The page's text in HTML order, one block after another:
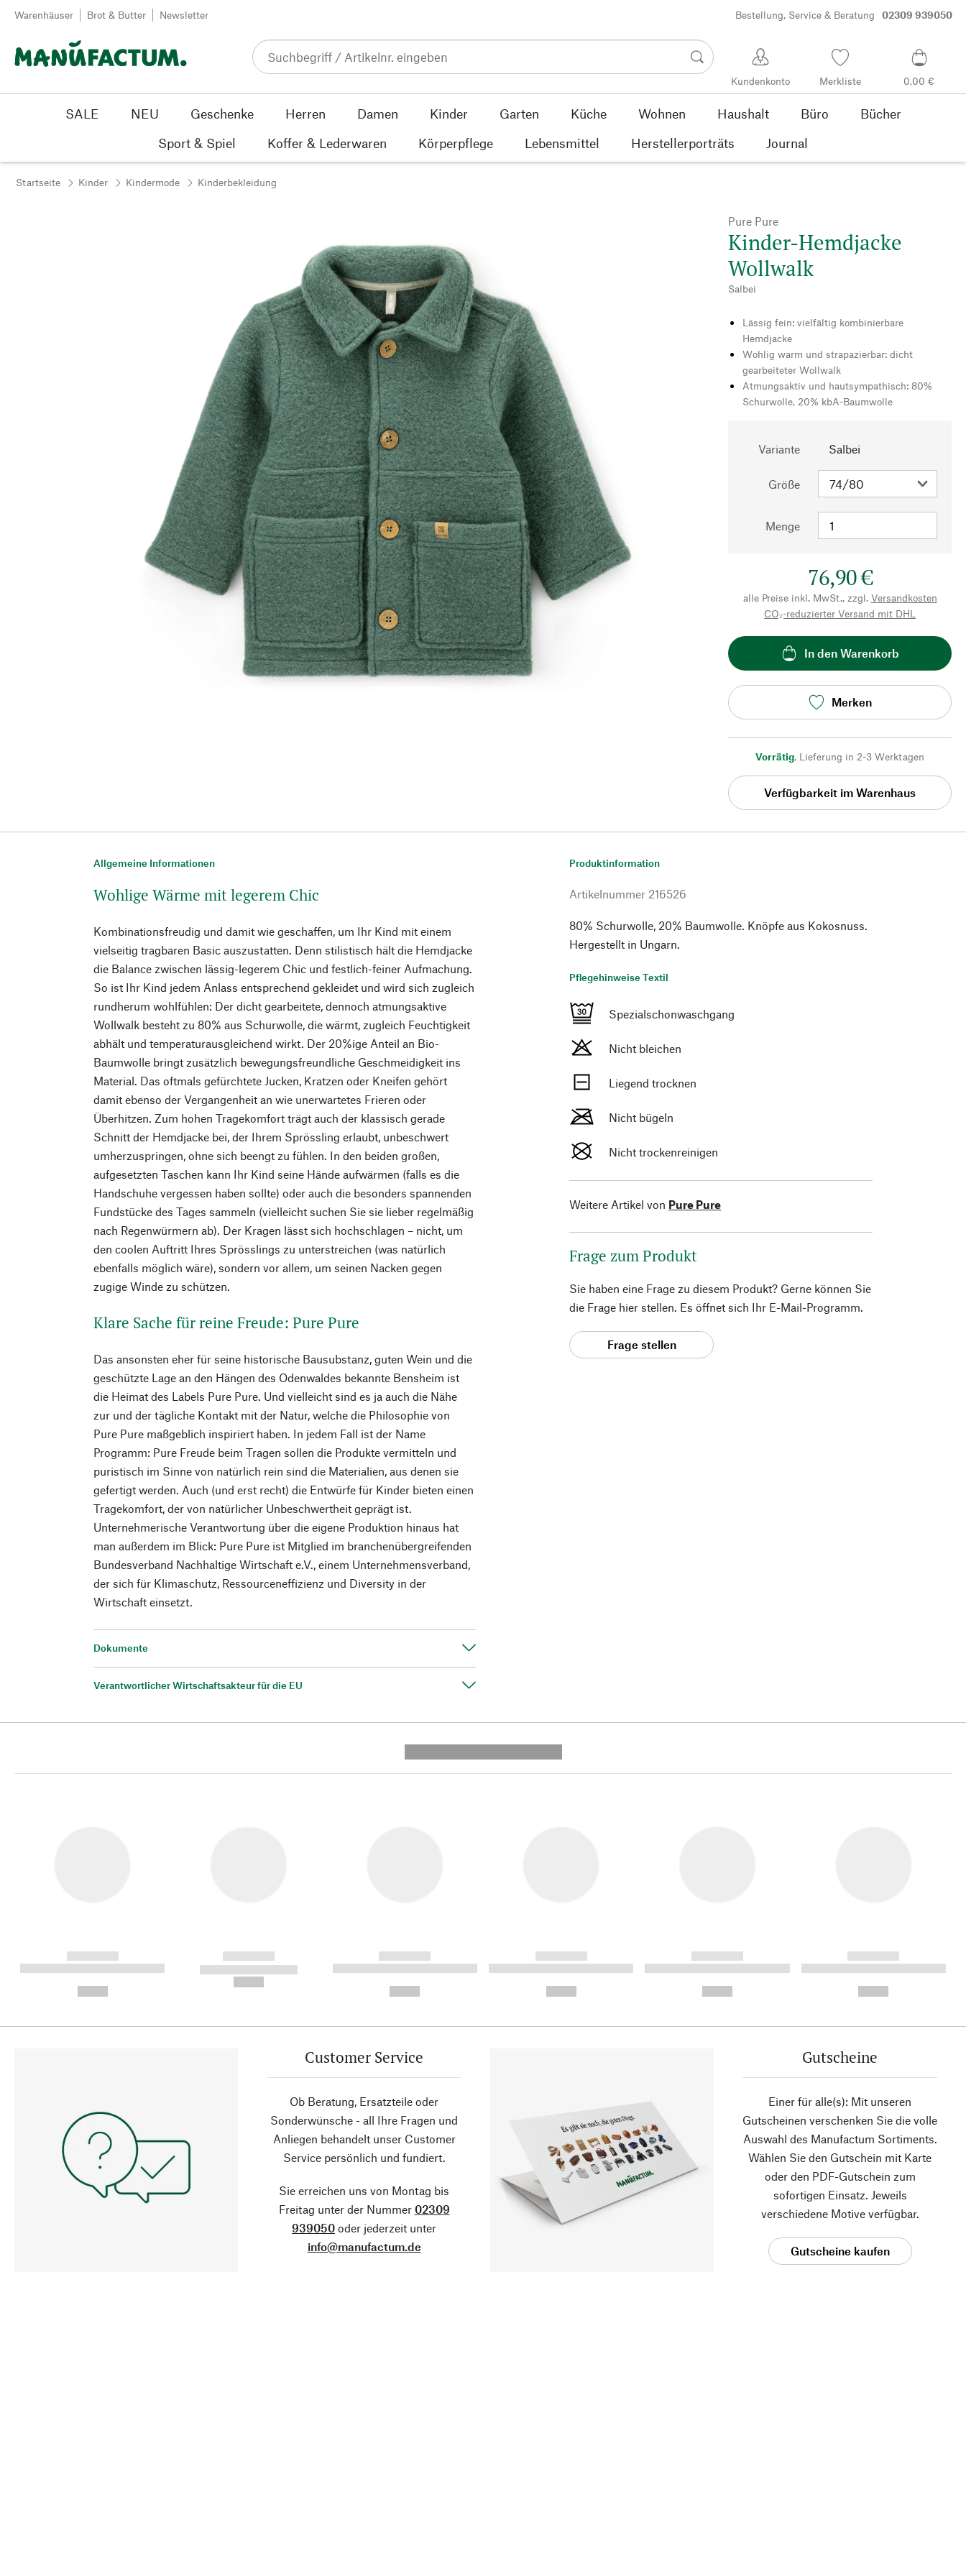
Zum Inhalt springen
Warenhäuser Brot & Butter Newsletter Bestellung, Service & Beratung 02309 939050
Kundenkonto Merkliste 0,00 €
SALE NEU Geschenke Herren Damen Kinder Garten Küche Wohnen Haushalt Büro
Bücher
Sport & Spiel
Koffer & Lederwaren Körperpflege Lebensmittel Herstellerporträts Journal
Startseite Kinder Kindermode Kinderbekleidung
Pure Pure
Kinder-Hemdjacke
Wollwalk
Salbei
Lässig fein: vielfältig kombinierbare
Hemdjacke
Wohlig warm und strapazierbar: dicht
gearbeiteter Wollwalk
Atmungsaktiv und hautsympathisch: 80%
Schurwolle, 20% kbA-Baumwolle
Variante Salbei
Größe
Menge
76,90 €
alle Preise inkl. MwSt., zzgl. Versandkosten
CO₂-reduzierter Versand mit DHL
In den Warenkorb
Merken
Vorrätig, Lieferung in 2-3 Werktagen
Verfügbarkeit im Warenhaus
Allgemeine Informationen
Wohlige Wärme mit legerem Chic
Kombinationsfreudig und damit wie geschaffen, um Ihr Kind mit einem
vielseitig tragbaren Basic auszustatten. Denn stilistisch hält die Hemdjacke
die Balance zwischen lässig-legerem Chic und festlich-feiner Aufmachung.
So ist Ihr Kind jedem Anlass entsprechend gekleidet und wird sich zugleich
rundherum wohlfühlen: Der dicht gearbeitete, dennoch atmungsaktive
Wollwalk besteht zu 80% aus Schurwolle, die wärmt, zugleich Feuchtigkeit
abhält und temperaturausgleichend wirkt. Der 20%ige Anteil an Bio-
Baumwolle bringt zusätzlich bewegungsfreundliche Geschmeidigkeit ins
Material. Das oftmals gefürchtete Jucken, Kratzen oder Kneifen gehört
damit ebenso der Vergangenheit an wie unerwartetes Frieren oder
Überhitzen. Zum hohen Tragekomfort trägt auch der klassisch gerade
Schnitt der Hemdjacke bei, der Ihrem Sprössling erlaubt, unbeschwert
umherzuspringen, ohne sich beengt zu fühlen. In den beiden großen,
aufgesetzten Taschen kann Ihr Kind seine Hände aufwärmen (falls es die
Handschuhe vergessen haben sollte) oder auch die besonders spannenden
Fundstücke des Tages sammeln (vielleicht suchen Sie sie lieber regelmäßig
nach Regenwürmern ab). Der Kragen lässt sich hochschlagen – nicht, um
den coolen Auftritt Ihres Sprösslings zu unterstreichen (was natürlich
ebenfalls möglich wäre), sondern vor allem, um seinen Nacken gegen
zugige Winde zu schützen.
Klare Sache für reine Freude: Pure Pure
Das ansonsten eher für seine historische Bausubstanz, guten Wein und die
geschützte Lage an den Hängen des Odenwaldes bekannte Bensheim ist
die Heimat des Labels Pure Pure. Und vielleicht sind es ja auch die Nähe
zur und der tägliche Kontakt mit der Natur, welche die Philosophie von
Pure Pure maßgeblich inspiriert haben. In jedem Fall ist der Name
Programm: Pure Freude beim Tragen sollen die Produkte vermitteln und
puristisch im Sinne von natürlich rein sind die Materialien, aus denen sie
gefertigt werden. Auch (und erst recht) die Entwürfe für Kinder bieten einen
Tragekomfort, der von natürlicher Unbeschwertheit geprägt ist.
Unternehmerische Verantwortung über die eigene Produktion hinaus hat
man außerdem im Blick: Pure Pure ist Mitglied im branchenübergreifenden
Bundesverband Nachhaltige Wirtschaft e.V., einem Unternehmensverband,
der sich für Klimaschutz, Ressourceneffizienz und Diversity in der
Wirtschaft einsetzt.
Dokumente
Verantwortlicher Wirtschaftsakteur für die EU
Produktinformation
Artikelnummer 216526
80% Schurwolle, 20% Baumwolle. Knöpfe aus Kokosnuss.
Hergestellt in Ungarn.
Pflegehinweise Textil
Spezialschonwaschgang
Nicht bleichen
Liegend trocknen
Nicht bügeln
Nicht trockenreinigen
Weitere Artikel von Pure Pure
Frage zum Produkt
Sie haben eine Frage zu diesem Produkt? Gerne können Sie
die Frage hier stellen. Es öffnet sich Ihr E-Mail-Programm.
Frage stellen
------------
----------- ----------- ----------
------------
----------- -----------
------------
----------- ----------- ----------
------------
----------- ----------- ----------
------------
----------- ----------- ----------
------------
----------- ----------- ----------
Customer Service
Ob Beratung, Ersatzteile oder
Sonderwünsche - all Ihre Fragen und
Anliegen behandelt unser Customer
Service persönlich und fundiert.
Sie erreichen uns von Montag bis
Freitag unter der Nummer 02309
939050 oder jederzeit unter
info@manufactum.de
Gutscheine
Einer für alle(s): Mit unseren
Gutscheinen verschenken Sie die volle
Auswahl des Manufactum Sortiments.
Wählen Sie den Gutschein mit Karte
oder den PDF-Gutschein zum
sofortigen Einsatz. Jeweils
verschiedene Motive verfügbar.
Gutscheine kaufen